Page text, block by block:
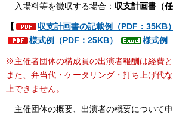
入場料等を徴収する場合： 収支計画書（任
​​​​​​【 収支計画書の記載例（PDF：35KB）
様式例（PDF：25KB）
様式例
※主催者団体の構成員の出演者報酬は経費と
また、弁当代・ケータリング・打ち上げ代
上できません。
主催団体の概要、出演者の概要について